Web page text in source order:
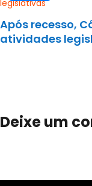
Após recesso,
atividades
Deixe um